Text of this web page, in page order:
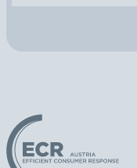
Logo: ECR Austria